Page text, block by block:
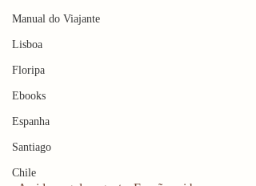
Manual do Viajante
Lisboa
Floripa
Ebooks
Espanha
Santiago
Chile